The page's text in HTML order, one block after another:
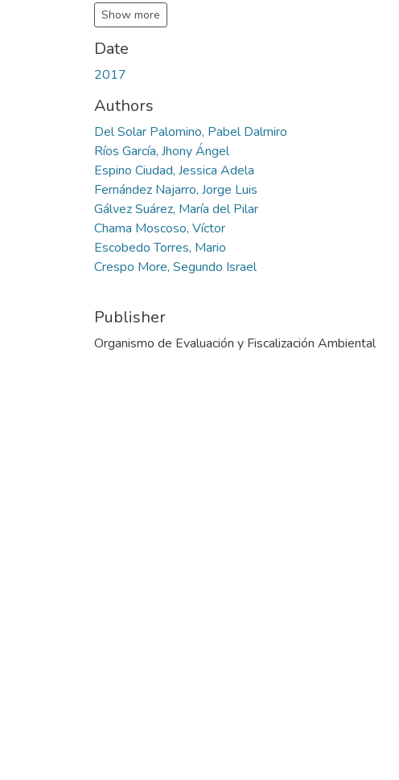
Show more
Date
2017
Authors
Del Solar Palomino, Pabel Dalmiro
Ríos García, Jhony Ángel
Espino Ciudad, Jessica Adela
Fernández Najarro, Jorge Luis
Gálvez Suárez, María del Pilar
Chama Moscoso, Víctor
Escobedo Torres, Mario
Crespo More, Segundo Israel
Publisher
Organismo de Evaluación y Fiscalización Ambiental